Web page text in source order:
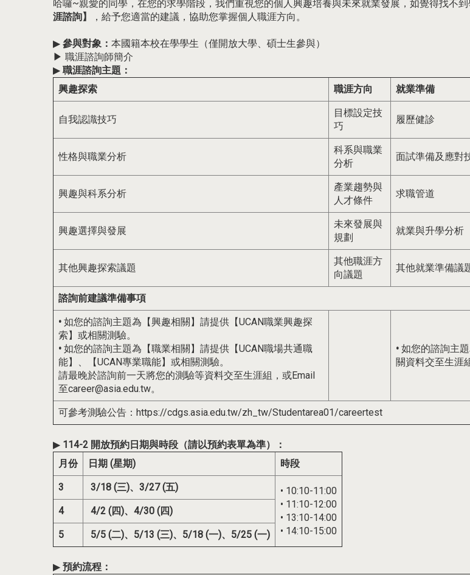
哈囉~親愛的同學，在您的求學階段，我們重視您的個人興趣培養與未來就業發展，如覺得找不
涯諮詢】
，給予您適當的建議，協助您掌握個人職涯方向。
▶ 參與對象： 本國籍本校在學學生（僅開放大學、碩士生參與）
▶ 職涯諮詢師簡介
▶ 職涯諮詢主題：
興趣探索
職涯方向 就業準備
自我認識技巧
目標設定技
巧
履歷健診
性格與職業分析
科系與職業
分析
面試準備及應對
興趣與科系分析
產業趨勢與
人才條件
求職管道
興趣選擇與發展
未來發展與
規劃
就業與升學分析
其他興趣探索議題
其他職涯方
向議題
其他就業準備議
諮詢前建議準備事項
• 如您的諮詢主題為【興趣相關】請提供【UCAN職業興趣探
索】或相關測驗。
• 如您的諮詢主題為【職業相關】請提供【UCAN職場共通職
能】、【UCAN專業職能】或相關測驗。
請最晚於諮詢前一天將您的測驗等資料交至生涯組，或Email
至career@asia.edu.tw。
• 如您的諮詢主
關資料交至生涯
可參考測驗公告： https://cdgs.asia.edu.tw/zh_tw/Studentarea01/careertest
▶ 114-2 開放預約日期與時段（請以預約表單為準）
：
月份
日期 (星期) 時段
3 3/18 (三)、3/27 (五)
• 10:10-11:00
• 11:10-12:00
• 13:10-14:00
• 14:10-15:00
4 4/2 (四)、4/30 (四)
5 5/5 (二)、5/13 (三)、5/18 (一)、5/25 (一)
▶ 預約流程：